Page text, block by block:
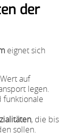
der
eignet sich
auf
legen.
funktionale
, die bis
sollen.